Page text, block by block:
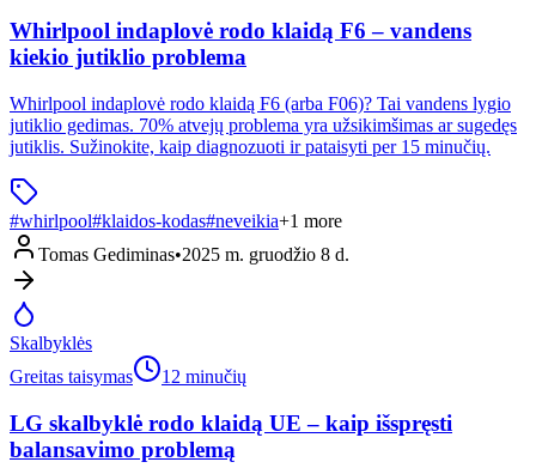
Whirlpool indaplovė rodo klaidą F6 – vandens
kiekio jutiklio problema
Whirlpool indaplovė rodo klaidą F6 (arba F06)? Tai vandens lygio
jutiklio gedimas. 70% atvejų problema yra užsikimšimas ar sugedęs
jutiklis. Sužinokite, kaip diagnozuoti ir pataisyti per 15 minučių.
#whirlpool#klaidos-kodas#neveikia+1 more
Tomas Gediminas•2025 m. gruodžio 8 d.
Skalbyklės
Greitas taisymas
12 minučių
LG skalbyklė rodo klaidą UE – kaip išspręsti
balansavimo problemą